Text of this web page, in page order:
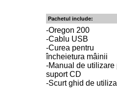
Pachetul include:
-Oregon 200
-Cablu USB
-Curea pentru
încheietura mâinii
-Manual de utilizare
suport CD
-Scurt ghid de